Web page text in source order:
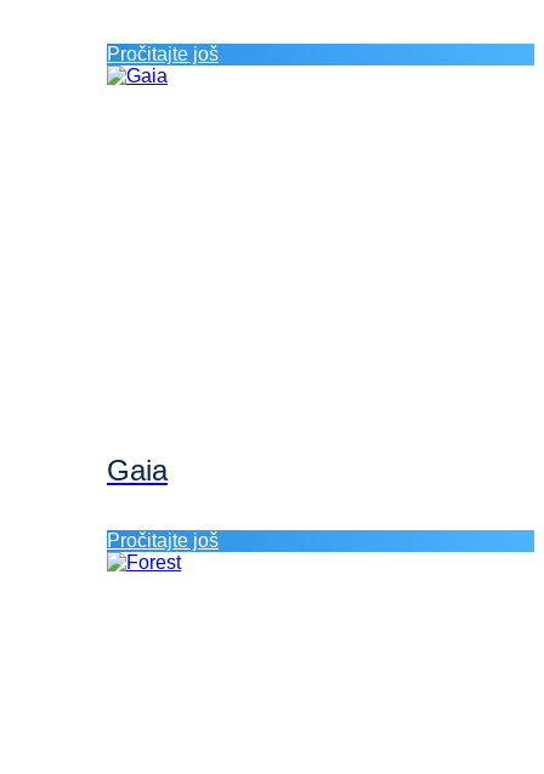
Pročitajte još
Gaia
Pročitajte još